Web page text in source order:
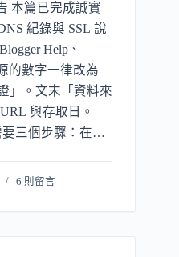
本篇已完成誠實
紀錄與 SSL 說
Help、
的數字一律改為
」。文末「資料來
與存取日。
三個步驟：在
6 則留言